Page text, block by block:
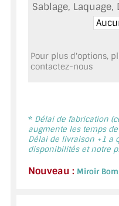
MIROIR POUR PORTE
MIROIR PAROI DE
MIROIR ENCADRÉ
Sablage, Laquage,
Pour plus d'options,
contactez-nous
* Délai de fabrication
augmente les temps
Délai de livraison +1 a
disponibilités et notre
Nouveau : Miroir